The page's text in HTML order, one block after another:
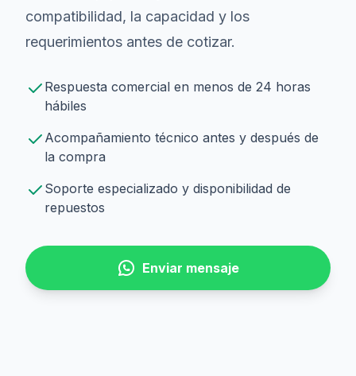
compatibilidad, la capacidad y los
requerimientos antes de cotizar.
Respuesta comercial en menos de 24 horas
hábiles
Acompañamiento técnico antes y después de
la compra
Soporte especializado y disponibilidad de
repuestos
Enviar mensaje